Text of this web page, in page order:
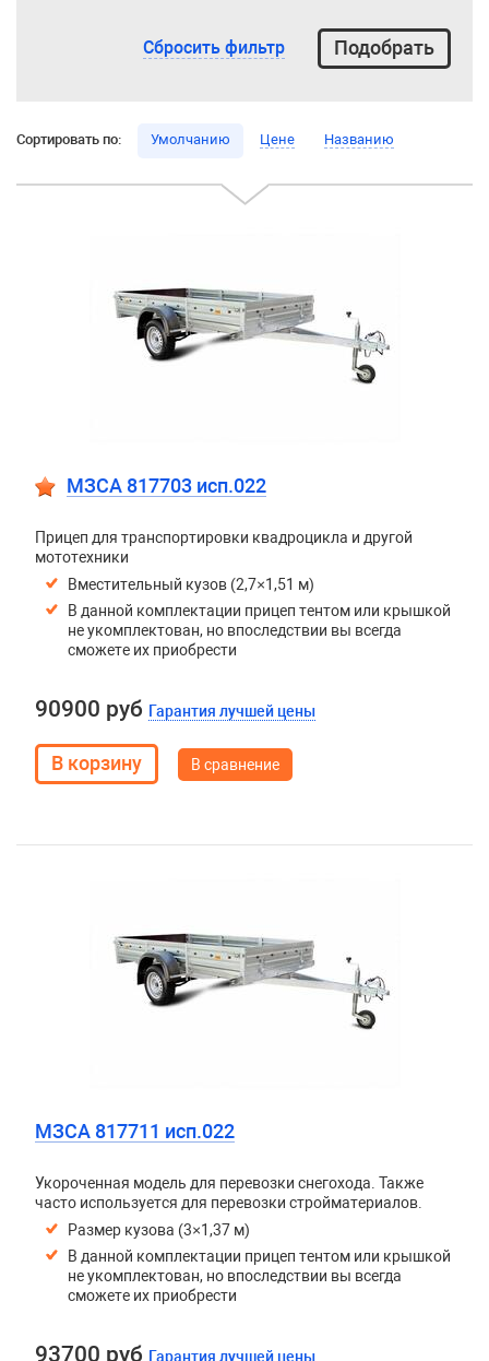
Сбросить фильтр
Сортировать по: Умолчанию Цене Названию
МЗСА 817703 исп.022
Прицеп для транспортировки квадроцикла и другой
мототехники
Вместительный кузов (2,7×1,51 м)
В данной комплектации прицеп тентом или крышкой
не укомплектован, но впоследствии вы всегда
сможете их приобрести
90900 руб Гарантия лучшей цены
В сравнение
МЗСА 817711 исп.022
Укороченная модель для перевозки снегохода. Также
часто используется для перевозки стройматериалов.
Размер кузова (3×1,37 м)
В данной комплектации прицеп тентом или крышкой
не укомплектован, но впоследствии вы всегда
сможете их приобрести
93700 руб Гарантия лучшей цены